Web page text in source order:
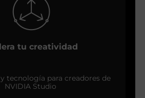
tu creatividad
tecnología para creadores de
NVIDIA Studio